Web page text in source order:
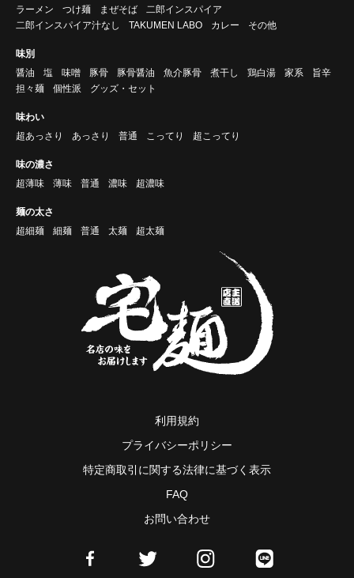
ラーメン
つけ麺 まぜそば
二郎インスパイア
二郎インスパイア汁なし
TAKUMEN LABO カレー その他
味別
醤油
塩 味噌 豚骨 豚骨醤油 魚介豚骨 煮干し 鶏白湯 家系
旨辛
担々麺
個性派 グッズ・セット
味わい
超あっさり
あっさり 普通 こってり 超こってり
味の濃さ
超薄味
薄味 普通 濃味 超濃味
麺の太さ
超細麺
細麺 普通 太麺 超太麺
利用規約
プライバシーポリシー
特定商取引に関する法律に基づく表示
FAQ
お問い合わせ